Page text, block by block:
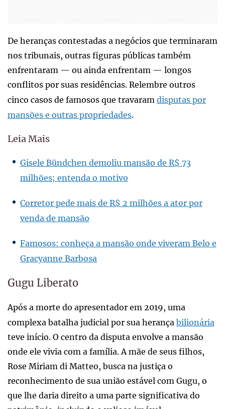
De heranças contestadas a negócios que terminaram
nos tribunais, outras figuras públicas também
enfrentaram — ou ainda enfrentam — longos
conflitos por suas residências. Relembre outros
cinco casos de famosos que travaram disputas por
mansões e outras propriedades.
Leia Mais
Gisele Bündchen demoliu mansão de R$ 73
milhões; entenda o motivo
Corretor pede mais de R$ 2 milhões a ator por
venda de mansão
Famosos: conheça a mansão onde viveram Belo e
Gracyanne Barbosa
Gugu Liberato
Após a morte do apresentador em 2019, uma
complexa batalha judicial por sua herança bilionária
teve início. O centro da disputa envolve a mansão
onde ele vivia com a família. A mãe de seus filhos,
Rose Miriam di Matteo, busca na justiça o
reconhecimento de sua união estável com Gugu, o
que lhe daria direito a uma parte significativa do